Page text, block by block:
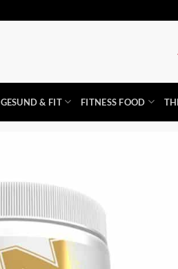
GESUND & FIT FITNESS FOOD